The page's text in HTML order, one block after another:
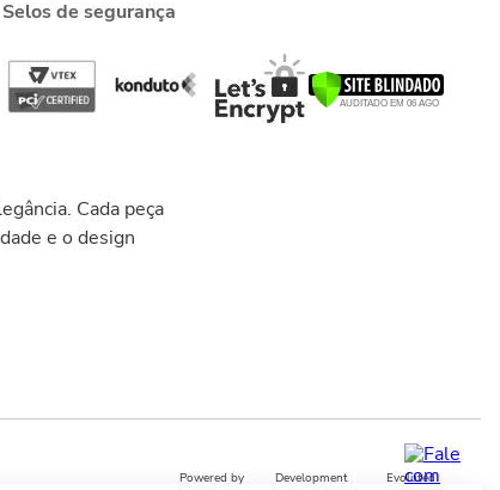
Selos de segurança
Cada peça
e o design
Powered by Development Evoluted